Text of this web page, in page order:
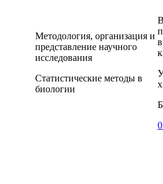
Методология, организация и
представление научного
исследования
Статистические методы в
биологии